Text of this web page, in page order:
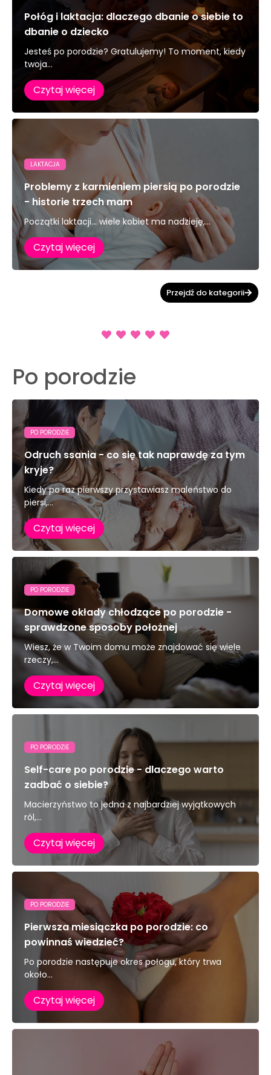
Połóg i laktacja: dlaczego dbanie o siebie to
dbanie o dziecko
Jesteś po porodzie? Gratulujemy! To moment, kiedy
twoja...
Czytaj więcej
LAKTACJA
Problemy z karmieniem piersią po porodzie
- historie trzech mam
Początki laktacji… wiele kobiet ma nadzieję,...
Czytaj więcej
Przejdź do kategorii
Po porodzie
PO PORODZIE
Odruch ssania - co się tak naprawdę za tym
kryje?
Kiedy po raz pierwszy przystawiasz maleństwo do
piersi,...
Czytaj więcej
PO PORODZIE
Domowe okłady chłodzące po porodzie -
sprawdzone sposoby położnej
Wiesz, że w Twoim domu może znajdować się wiele
rzeczy,...
Czytaj więcej
PO PORODZIE
Self-care po porodzie - dlaczego warto
zadbać o siebie?
Macierzyństwo to jedna z najbardziej wyjątkowych
ról,...
Czytaj więcej
PO PORODZIE
Pierwsza miesiączka po porodzie: co
powinnaś wiedzieć?
Po porodzie następuje okres połogu, który trwa
około...
Czytaj więcej